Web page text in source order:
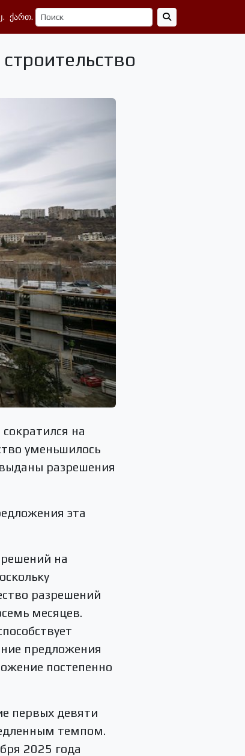
ქართ.
на
уменьшилось
разрешения
эта
на
разрешений
месяцев.
предложения
постепенно
первых девяти
темпом.
2025 года